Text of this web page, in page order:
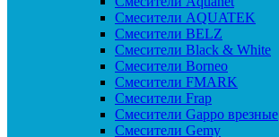
Смесители AQUATEK
Смесители BELZ
Смесители Black & White
Смесители Borneo
Смесители FMARK
Смесители Frap
Смесители Gappo врезные
Смесители Gemy